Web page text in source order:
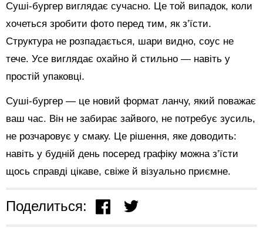
Суші-бургер виглядає сучасно. Це той випадок, коли
хочеться зробити фото перед тим, як з’їсти.
Структура не розпадається, шари видно, соус не
тече. Усе виглядає охайно й стильно — навіть у
простій упаковці.
Суші-бургер — це новий формат ланчу, який поважає
ваш час. Він не забирає зайвого, не потребує зусиль,
не розчаровує у смаку. Це рішення, яке доводить:
навіть у будній день посеред графіку можна з’їсти
щось справді цікаве, свіже й візуально приємне.
Поделиться: